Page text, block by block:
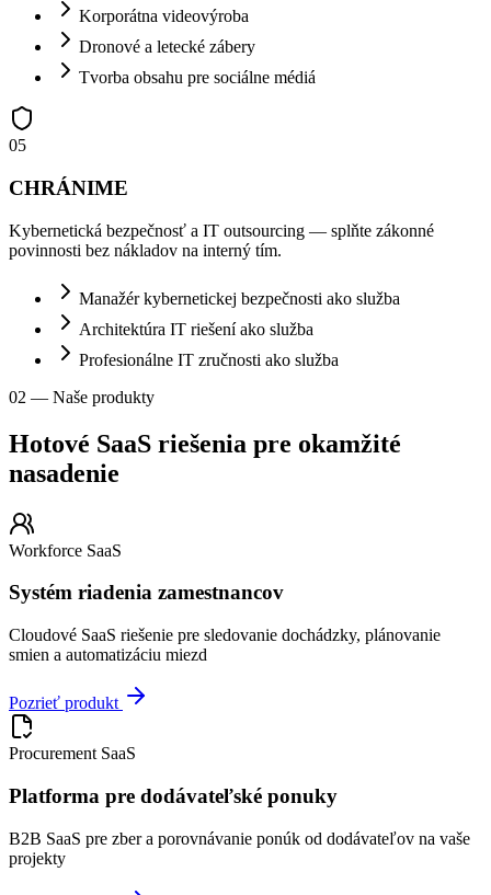
Korporátna videovýroba
Dronové a letecké zábery
Tvorba obsahu pre sociálne médiá
05
CHRÁNIME
Kybernetická bezpečnosť a IT outsourcing — splňte zákonné
povinnosti bez nákladov na interný tím.
Manažér kybernetickej bezpečnosti ako služba
Architektúra IT riešení ako služba
Profesionálne IT zručnosti ako služba
02 — Naše produkty
Hotové SaaS riešenia pre okamžité
nasadenie
Workforce SaaS
Systém riadenia zamestnancov
Cloudové SaaS riešenie pre sledovanie dochádzky, plánovanie
smien a automatizáciu miezd
Pozrieť produkt
Procurement SaaS
Platforma pre dodávateľské ponuky
B2B SaaS pre zber a porovnávanie ponúk od dodávateľov na vaše
projekty